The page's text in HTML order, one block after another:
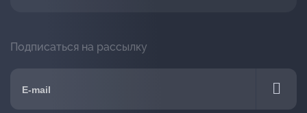
Подписаться на рассылку